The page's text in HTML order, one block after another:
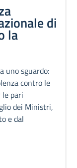
di
la
uno sguardo:
contro le
le pari
dei Ministri,
e dal